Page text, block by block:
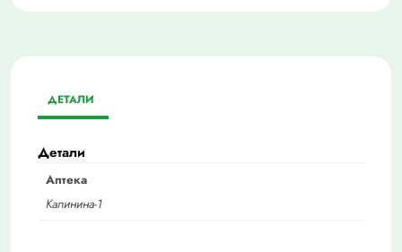
ДЕТАЛИ
Детали
Аптека
Калинина-1